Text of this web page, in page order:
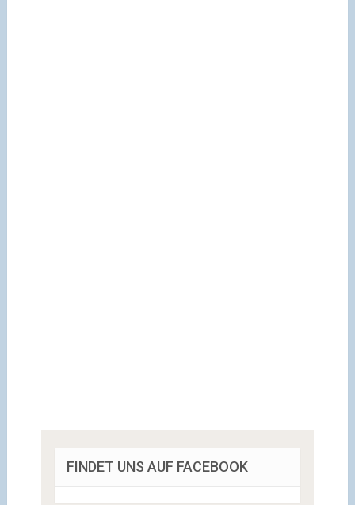
FINDET UNS AUF FACEBOOK